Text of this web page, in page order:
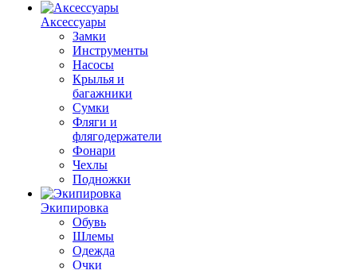
Аксессуары
Замки
Инструменты
Насосы
Крылья и
багажники
Сумки
Фляги и
флягодержатели
Фонари
Чехлы
Подножки
Экипировка
Обувь
Шлемы
Одежда
Очки